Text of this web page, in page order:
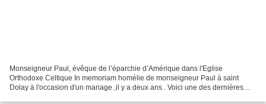
Monseigneur Paul, évêque de l’éparchie d’Amérique dans l'Eglise
Orthodoxe Celtique In memoriam homélie de monseigneur Paul à saint
Dolay à l'occasion d'un mariage ,il y a deux ans . Voici une des dernières